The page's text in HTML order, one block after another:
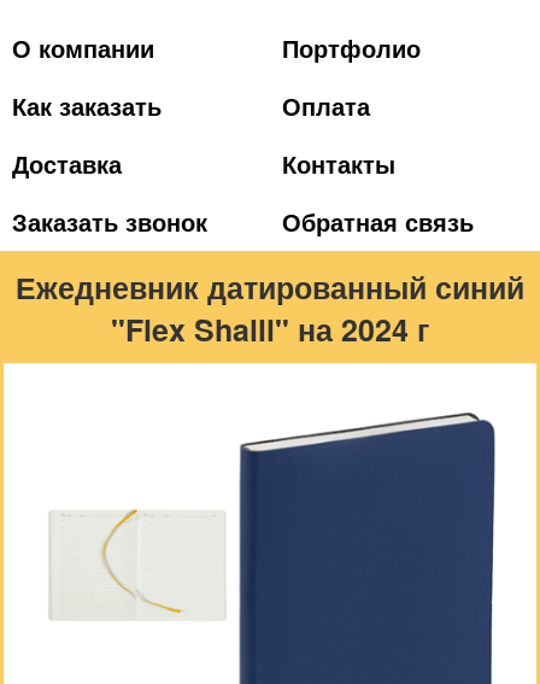
О компании
Портфолио
Как заказать
Оплата
Доставка
Контакты
Заказать звонок
Обратная связь
Ежедневник датированный синий
"Flex Shalll" на 2024 г